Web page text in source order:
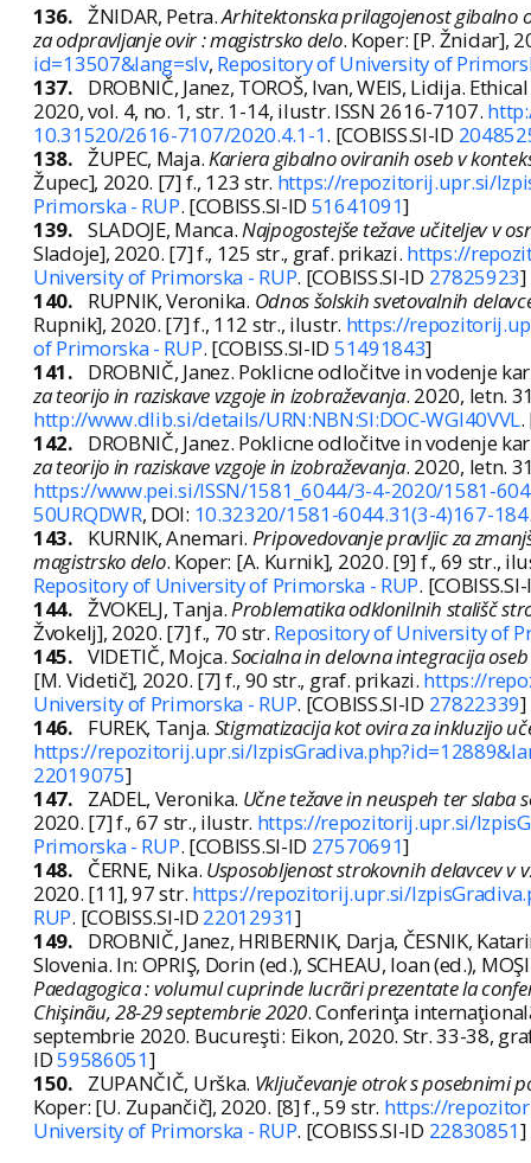
136. ŽNIDAR, Petra.Arhitektonska prilagojenost gibalno
za odpravljanje ovir : magistrsko delo. Koper: [P. Žnidar],
id=13507&lang=slv, Repository of University of
137.
DROBNIČ, Janez, TOROŠ, Ivan, WEIS, Lidija.
2020, vol. 4, no. 1, str. 1-14, ilustr. ISSN 2616-7107.
10.31520/2616-7107/2020.4.1-1. [COBISS.SI-ID
138. ŽUPEC, Maja.Kariera gibalno oviranih oseb v
Župec], 2020. [7] f., 123 str. https://repozitorij.upr.si/
Primorska - RUP. [COBISS.SI-ID 51641091]
139. SLADOJE, Manca.Najpogostejše težave učiteljev v
Sladoje], 2020. [7] f., 125 str., graf. prikazi. https://
University of Primorska - RUP. [COBISS.SI-ID 27825923]
140.
RUPNIK, Veronika. Odnos šolskih svetovalnih
Rupnik], 2020. [7] f., 112 str., ilustr. https://
of Primorska - RUP. [COBISS.SI-ID 51491843]
141.
DROBNIČ, Janez. Poklicne odločitve in vodenje
za teorijo in raziskave vzgoje in izobraževanja. 2020, letn.
http://www.dlib.si/details/URN:NBN:SI:DOC-WGI40VVL.
142.
DROBNIČ, Janez. Poklicne odločitve in vodenje
za teorijo in raziskave vzgoje in izobraževanja. 2020, letn.
https://www.pei.si/ISSN/1581_6044/3-4-2020/1581-
50URQDWR, DOI: 10.32320/1581-6044.31(3-4)167-184
143.
KURNIK, Anemari. Pripovedovanje pravljic za
magistrsko delo. Koper: [A. Kurnik], 2020. [9] f., 69 str.,
Repository of University of Primorska - RUP.
144. ŽVOKELJ, Tanja.Problematika odklonilnih stališč
Žvokelj], 2020. [7] f., 70 str. Repository of University of
145. VIDETIČ, Mojca.Socialna in delovna integracija
[M. Videtič], 2020. [7] f., 90 str., graf. prikazi. https://
University of Primorska - RUP. [COBISS.SI-ID 27822339]
146.
FUREK, Tanja. Stigmatizacija kot ovira za inkluzijo
https://repozitorij.upr.si/
22019075]
147.
ZADEL, Veronika. Učne težave in neuspeh ter
2020. [7] f., 67 str., ilustr. https://repozitorij.upr.si/
Primorska - RUP. [COBISS.SI-ID 27570691]
148.
ČERNE, Nika. Usposobljenost strokovnih delavcev v
2020. [11], 97 str. https://repozitorij.upr.si/
RUP. [COBISS.SI-ID 22012931]
149.
DROBNIČ, Janez, HRIBERNIK, Darja, ČESNIK,
Slovenia. In: OPRIŞ, Dorin (ed.), SCHEAU, Ioan (ed.),
Paedagogica : volumul cuprinde lucrãri prezentate la
Chişinãu, 28-29 septembrie 2020. Conferinţa
septembrie 2020. Bucureşti: Eikon, 2020. Str. 33-38,
ID59586051]
150.
ZUPANČIČ, Urška. Vključevanje otrok s posebnimi
Koper: [U. Zupančič], 2020. [8] f., 59 str. https://
University of Primorska - RUP. [COBISS.SI-ID 22830851]